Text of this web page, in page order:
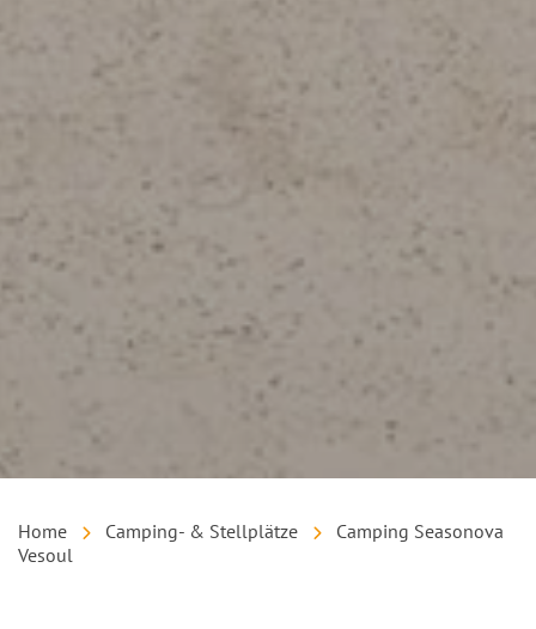
Home Camping- & Stellplätze
Camping Seasonova
Vesoul